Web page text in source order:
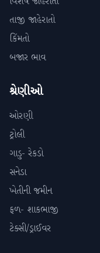
તાજી જાહેરાતો
કિંમતો
બજાર ભાવ
શ્રેણીઓ
ઓરણી
ટ્રોલી
ગાડુ- રેકડો
સનેડા
ખેતીની જમીન
ફળ- શાકભાજી
ટેક્સી/ડ્રાઈવર